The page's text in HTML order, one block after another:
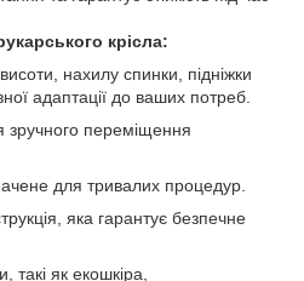
крісла:
нахилу спинки, підніжки
адаптації до ваших потреб.
зручного переміщення
для тривалих процедур.
яка гарантує безпечне
такі як екошкіра,